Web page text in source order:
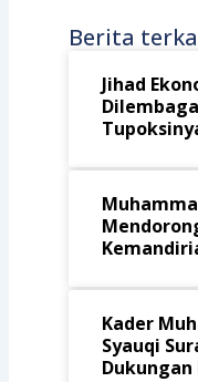
Berita
Jihad
Kader
Syauqi
Dukungan